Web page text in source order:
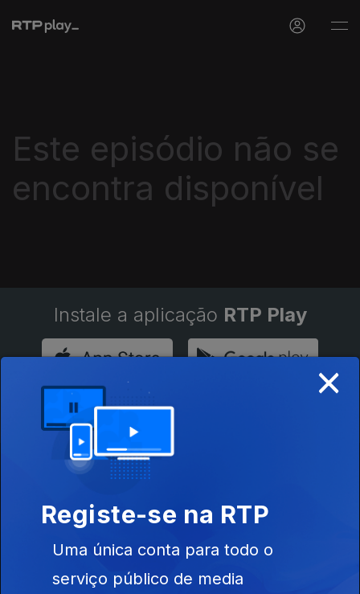
Este episódio não se
encontra disponível
Instale a aplicação RTP Play
Disponível para iOS, Android, Apple TV, Android TV e
CarPlay
×
Registe-se na RTP
Uma única conta para todo o
serviço público de media